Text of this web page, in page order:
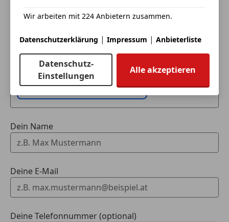
Eintauschwagen: Kaufen und verkaufen in nur einem
Ich möchte mein Auto in Zahlung geben
(unverbindlich).
Fahrzeugdaten hinzufügen
Dein Name
Deine E-Mail
Deine Telefonnummer (optional)
Wir arbeiten mit 224 Anbietern zusammen.
Datenschutzerklärung | Impressum | Anbieterliste
Datenschutz-
Einstellungen
Alle akzeptieren